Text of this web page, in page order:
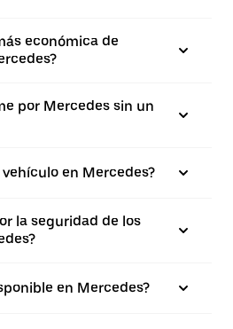
económica de
por Mercedes sin un
en Mercedes?
la seguridad de los
en Mercedes?